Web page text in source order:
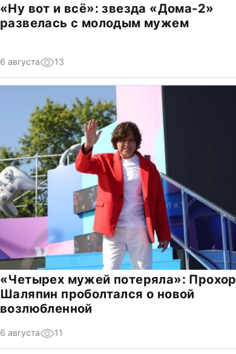
«Ну вот и всё»: звезда «Дома-2»
развелась с молодым мужем
6 августа 13
«Четырех мужей потеряла»: Прохор
Шаляпин проболтался о новой
возлюбленной
6 августа 11